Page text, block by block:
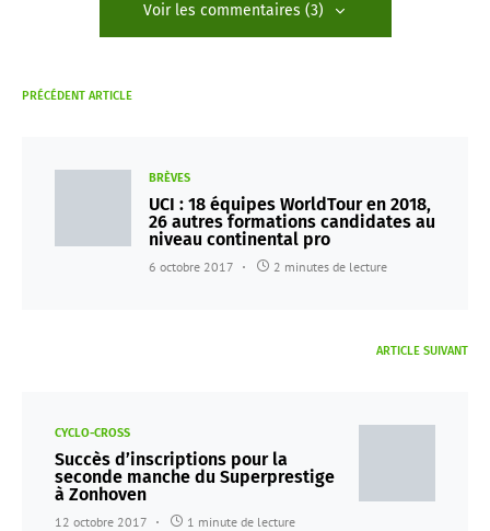
Voir les commentaires (3)
PRÉCÉDENT ARTICLE
BRÈVES
UCI : 18 équipes WorldTour en 2018,
26 autres formations candidates au
niveau continental pro
6 octobre 2017 2 minutes de lecture
ARTICLE SUIVANT
CYCLO-CROSS
Succès d’inscriptions pour la
seconde manche du Superprestige
à Zonhoven
12 octobre 2017 1 minute de lecture